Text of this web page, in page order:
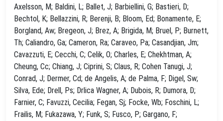
Axelsson, M; Baldini, L; Ballet, J; Barbiellini, G; Bastieri, D;
Bechtol, K; Bellazzini, R; Berenji, B; Bloom, Ed; Bonamente, E;
Borgland, Aw; Bregeon, J; Brez, A; Brigida, M; Bruel, P; Burnett,
Th; Caliandro, Ga; Cameron, Ra; Caraveo, Pa; Casandjian, Jm;
Cavazzuti, E; Cecchi, C; Celik, O; Charles, E; Chekhtman, A;
Cheung, Cc; Chiang, J; Ciprini, S; Claus, R; Cohen Tanugi, J;
Conrad, J; Dermer, Cd; de Angelis, A; de Palma, F; Digel, Sw;
Silva, Ede; Drell, Ps; Drlica Wagner, A; Dubois, R; Dumora, D;
Farnier, C; Favuzzi, Cecilia; Fegan, Sj; Focke, Wb; Foschini, L;
Frailis, M; Fukazawa, Y; Funk, S; Fusco, P; Gargano, F;